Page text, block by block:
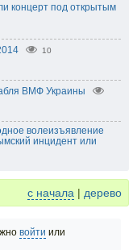
концерт под открытым
10
ВМФ Украины
волеизъявление
инцидент или
с начала | дерево
войти или